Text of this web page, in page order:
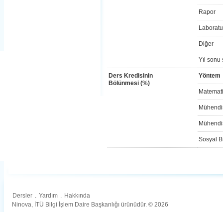
Rapor
Diğer
Yıl sonu
Ders Kredisinin
Bölünmesi (%)
Yöntem
Sosyal
Dersler . Yardım . Hakkında
Ninova, İTÜ Bilgi İşlem Daire Başkanlığı ürünüdür. © 2026